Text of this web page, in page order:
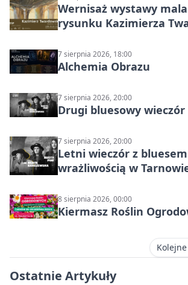
Wernisaż wystawy
rysunku Kazimierza
7 sierpnia 2026, 18:00
Alchemia Obrazu
7 sierpnia 2026, 20:00
Drugi bluesowy wieczór
7 sierpnia 2026, 20:00
Letni wieczór z
wrażliwością w
8 sierpnia 2026, 00:00
Kiermasz Roślin
Ostatnie Artykuły